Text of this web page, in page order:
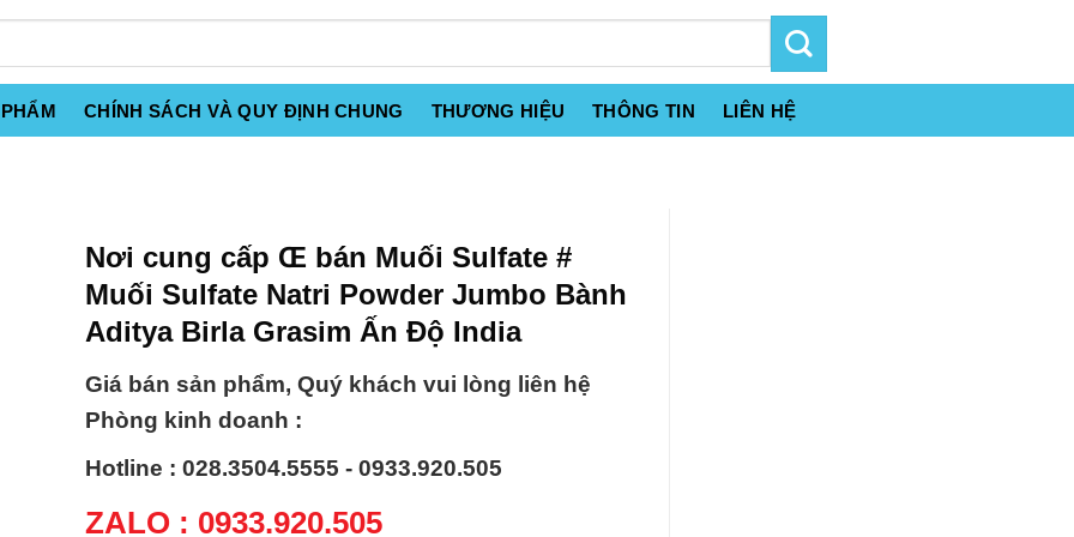
CHÍNH SÁCH VÀ QUY ĐỊNH CHUNG THƯƠNG HIỆU THÔNG TIN LIÊN HỆ
Nơi cung cấp Œ bán Muối Sulfate #
Muối Sulfate Natri Powder Jumbo Bành
Aditya Birla Grasim Ấn Độ India
Giá bán sản phẩm, Quý khách vui lòng liên hệ
Phòng kinh doanh :
Hotline : 028.3504.5555 - 0933.920.505
ZALO : 0933.920.505